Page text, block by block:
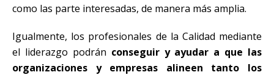
como las parte interesadas, de manera más amplia.
Igualmente, los profesionales de la Calidad mediante
el liderazgo podrán conseguir y ayudar a que las
organizaciones y empresas alineen tanto los